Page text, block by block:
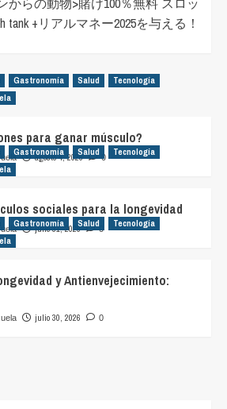
tank +リアルマネー2025を与える！
Gastronomía Salud
Tecnología
para ganar músculo?
agosto 4, 2026 0
Gastronomía Salud
Tecnología
sociales para la longevidad
julio 31, 2026 0
Gastronomía Salud
Tecnología
y Antienvejecimiento:
julio 30, 2026 0